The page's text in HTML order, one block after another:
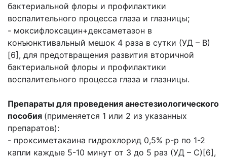
бактериальной флоры и профилактики
воспалительного процесса глаза и глазницы;
- моксифлоксацин+дексаметазон в
конъюнктивальный мешок 4 раза в сутки (УД – В)
[6], для предотвращения развития вторичной
бактериальной флоры и профилактики
воспалительного процесса глаза и глазницы.
Препараты для проведения анестезиологического
пособия (применяется 1 или 2 из указанных
препаратов):
- проксиметакаина гидрохлорид 0,5% р-р по 1-2
капли каждые 5-10 минут от 3 до 5 раз (УД – С)[6],